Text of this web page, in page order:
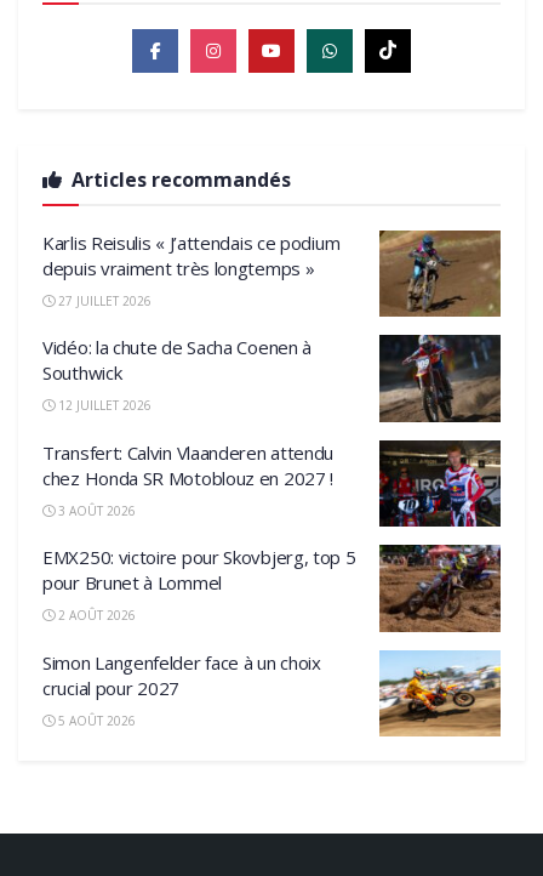
Articles recommandés
Karlis Reisulis « J’attendais ce podium
depuis vraiment très longtemps »
27 JUILLET 2026
Vidéo: la chute de Sacha Coenen à
Southwick
12 JUILLET 2026
Transfert: Calvin Vlaanderen attendu
chez Honda SR Motoblouz en 2027 !
3 AOÛT 2026
EMX250: victoire pour Skovbjerg, top 5
pour Brunet à Lommel
2 AOÛT 2026
Simon Langenfelder face à un choix
crucial pour 2027
5 AOÛT 2026